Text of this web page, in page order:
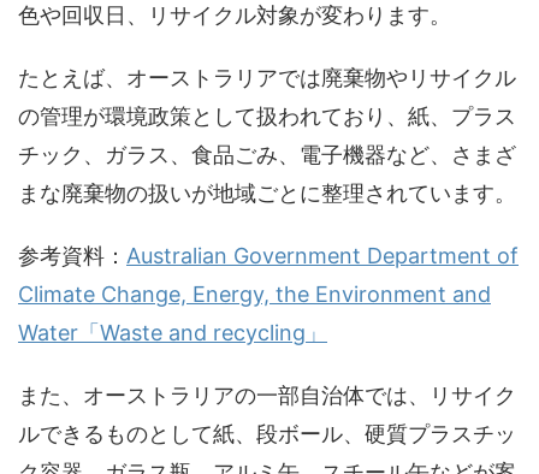
色や回収日、リサイクル対象が変わります。
たとえば、オーストラリアでは廃棄物やリサイクル
の管理が環境政策として扱われており、紙、プラス
チック、ガラス、食品ごみ、電子機器など、さまざ
まな廃棄物の扱いが地域ごとに整理されています。
参考資料： Australian Government Department of
Climate Change, Energy, the Environment and
Water「Waste and recycling」
また、オーストラリアの一部自治体では、リサイク
ルできるものとして紙、段ボール、硬質プラスチッ